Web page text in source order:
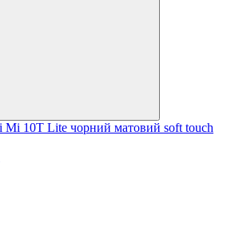
Mi 10T Lite чорний матовий soft touch